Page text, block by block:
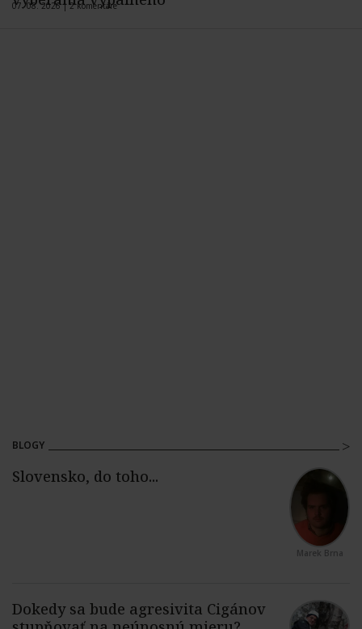
07. 08. 2026 |2 komentáre
BLOGY
Marek Brna